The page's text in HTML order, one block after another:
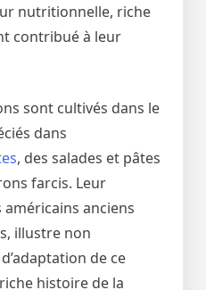
nutritionnelle, riche
contribué à leur
sont cultivés dans le
dans
, des salades et pâtes
farcis. Leur
anciens
illustre non
de ce
histoire de la